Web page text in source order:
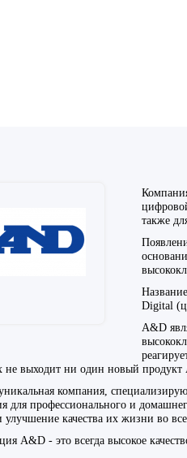
Кирпичник"
также
Digital
A&D
не выходит ни один новый
компания,
для профессионального и
улучшение качества их жизни во
A&D - это всегда высокое